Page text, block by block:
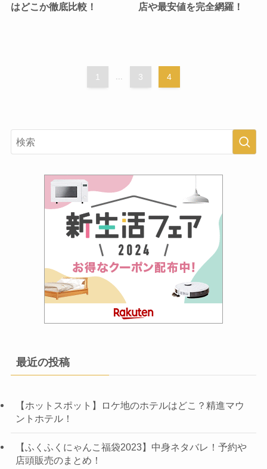
はどこか徹底比較！
店や最安値を完全網羅！
1 3 4
最近の投稿
【ホットスポット】ロケ地のホテルはどこ？精進マウ
ントホテル！
【ふくふくにゃんこ福袋2023】中身ネタバレ！予約や
店頭販売のまとめ！